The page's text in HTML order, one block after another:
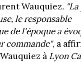
Wauquiez.
le responsable
de l'époque a
commande", a
à Lyon